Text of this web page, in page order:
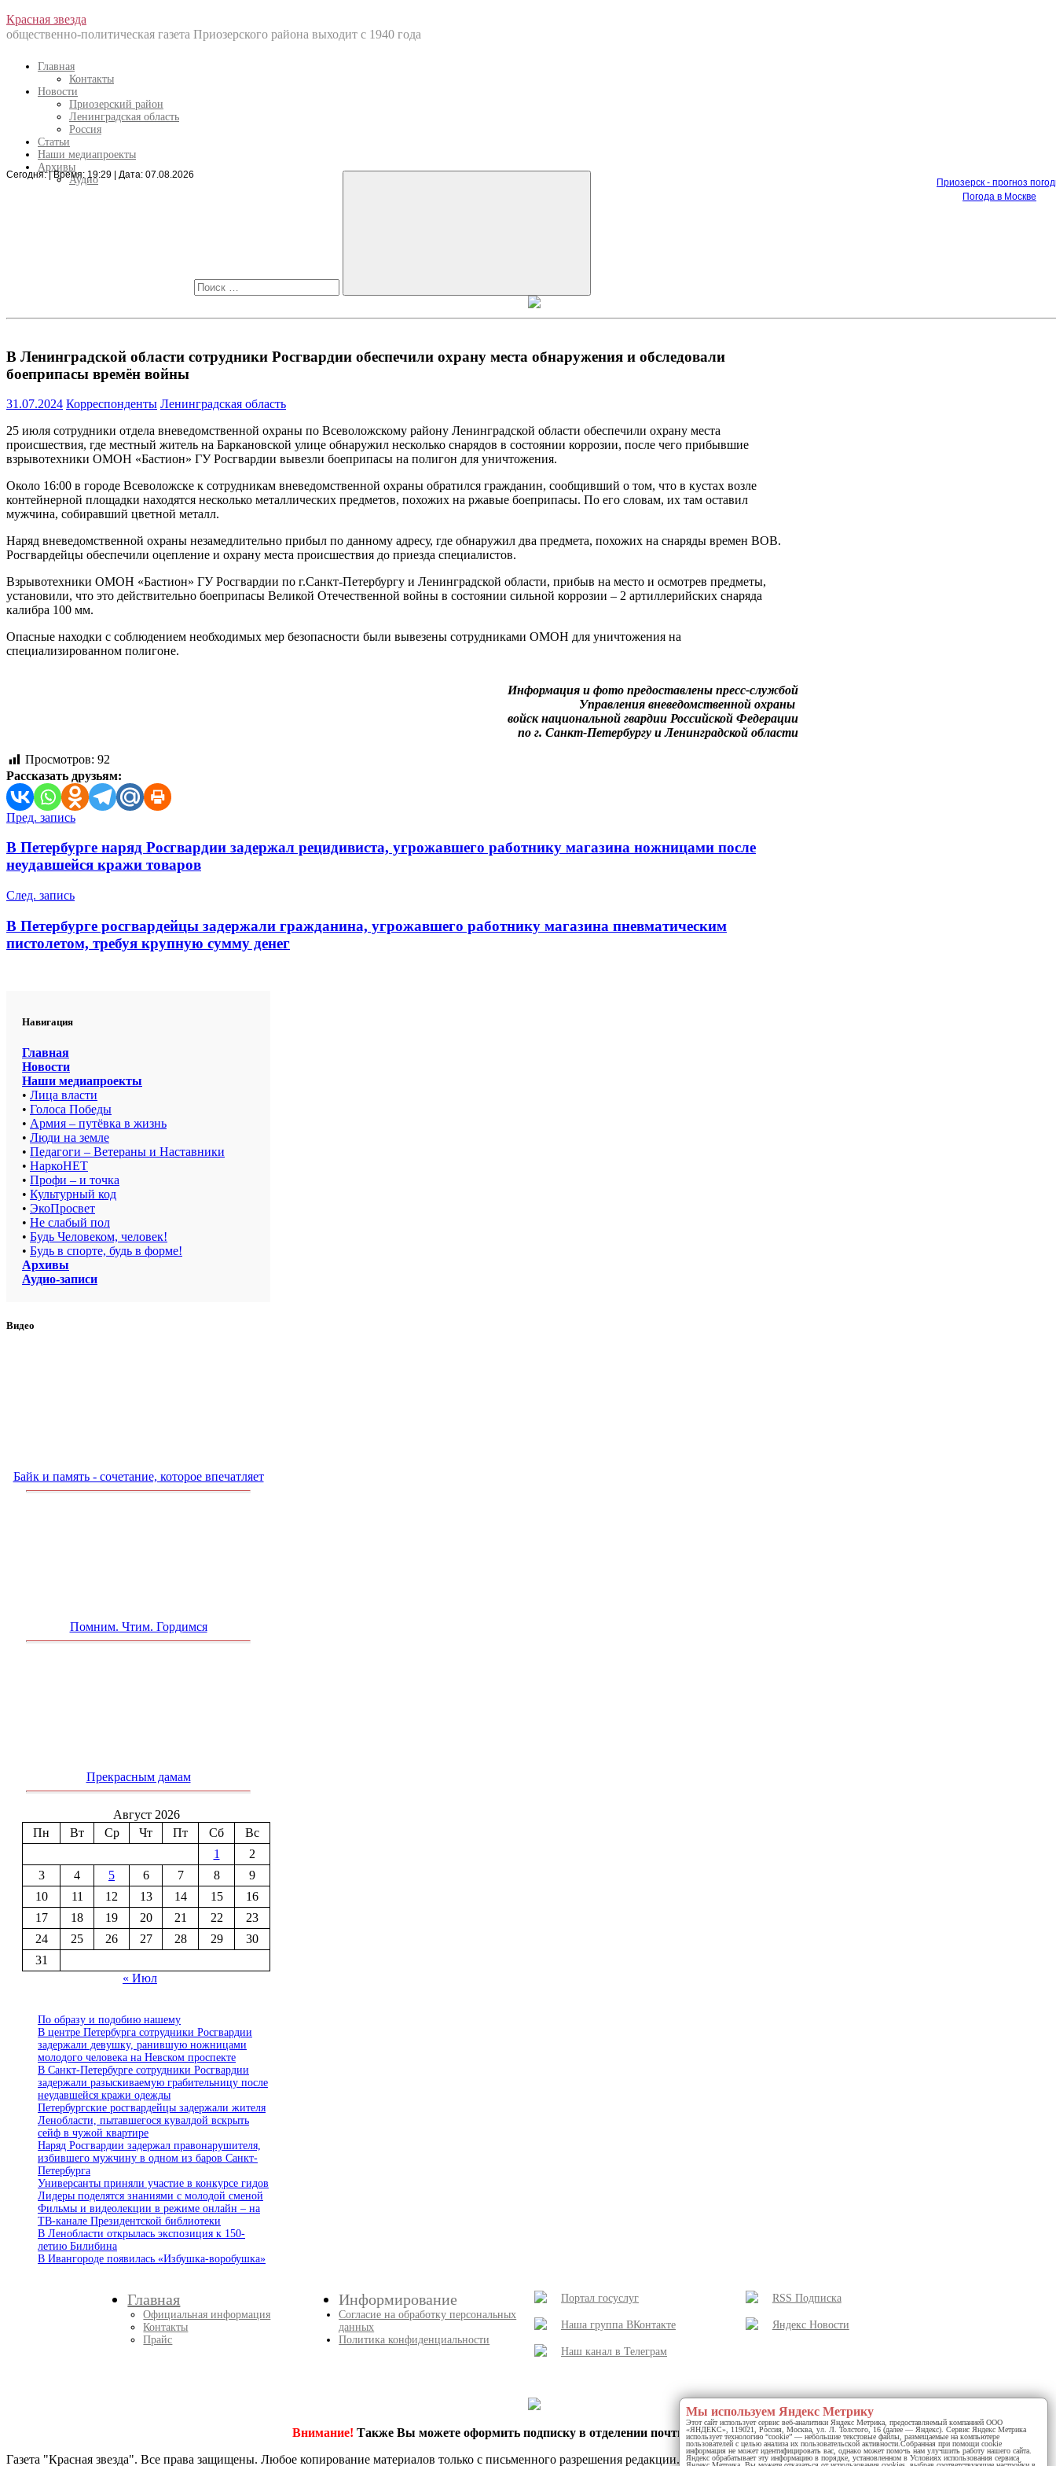
Перейти
к
Красная звезда
общественно-политическая газета Приозерского района выходит с 1940 года
Главная
Контакты
Новости
Приозерский район
Ленинградская область
Россия
Статьи
Наши медиапроекты
Архивы
Аудио
Сегодня: | Время: 19:29 | Дата: 07.08.2026
Приозерск - прогноз
Погода в Москве
Искать
В Ленинградской области сотрудники Росгвардии обеспечили охрану места обнаружения и обследовали
боеприпасы времён войны
31.07.2024 Корреспонденты Ленинградская область
25 июля сотрудники отдела вневедомственной охраны по Всеволожскому району Ленинградской области обеспечили охрану места
происшествия, где местный житель на Баркановской улице обнаружил несколько снарядов в состоянии коррозии, после чего прибывшие
взрывотехники ОМОН «Бастион» ГУ Росгвардии вывезли боеприпасы на полигон для уничтожения.
Около 16:00 в городе Всеволожске к сотрудникам вневедомственной охраны обратился гражданин, сообщивший о том, что в кустах возле
контейнерной площадки находятся несколько металлических предметов, похожих на ржавые боеприпасы. По его словам, их там оставил
мужчина, собиравший цветной металл.
Наряд вневедомственной охраны незамедлительно прибыл по данному адресу, где обнаружил два предмета, похожих на снаряды времен ВОВ.
Росгвардейцы обеспечили оцепление и охрану места происшествия до приезда специалистов.
Взрывотехники ОМОН «Бастион» ГУ Росгвардии по г.Санкт-Петербургу и Ленинградской области, прибыв на место и осмотрев предметы,
установили, что это действительно боеприпасы Великой Отечественной войны в состоянии сильной коррозии – 2 артиллерийских снаряда
калибра 100 мм.
Опасные находки с соблюдением необходимых мер безопасности были вывезены сотрудниками ОМОН для уничтожения на
специализированном полигоне.
Информация и фото предоставлены пресс-службой
Управления вневедомственной охраны
войск национальной гвардии Российской Федерации
по г. Санкт-Петербургу и Ленинградской области
Просмотров: 92
Рассказать друзьям:
Навигация
по
записям
Пред. запись
В Петербурге наряд Росгвардии задержал рецидивиста, угрожавшего работнику магазина ножницами после
неудавшейся кражи товаров
След. запись
В Петербурге росгвардейцы задержали гражданина, угрожавшего работнику магазина пневматическим
пистолетом, требуя крупную сумму денег
Навигация
Главная
Новости
Наши медиапроекты
• Лица власти
• Голоса Победы
• Армия – путёвка в жизнь
• Люди на земле
• Педагоги – Ветераны и Наставники
• НаркоНЕТ
• Профи – и точка
• Культурный код
• ЭкоПросвет
• Не слабый пол
• Будь Человеком, человек!
• Будь в спорте, будь в форме!
Архивы
Аудио-записи
Видео
Байк и память - сочетание, которое впечатляет
Помним. Чтим. Гордимся
Прекрасным дамам
Август 2026
Пн
Вт Ср Чт Пт Сб
Вс
1
2
3
4 5 6 7 8
9
10
11 12 13 14 15
16
17
18 19 20 21 22
23
24
25 26 27 28 29
30
31
« Июл
По образу и подобию нашему
В центре Петербурга сотрудники Росгвардии
задержали девушку, ранившую ножницами
молодого человека на Невском проспекте
В Санкт-Петербурге сотрудники Росгвардии
задержали разыскиваемую грабительницу после
неудавшейся кражи одежды
Петербургские росгвардейцы задержали жителя
Ленобласти, пытавшегося кувалдой вскрыть
сейф в чужой квартире
Наряд Росгвардии задержал правонарушителя,
избившего мужчину в одном из баров Санкт-
Петербурга
Универсанты приняли участие в конкурсе гидов
Лидеры поделятся знаниями с молодой сменой
Фильмы и видеолекции в режиме онлайн – на
ТВ-канале Президентской библиотеки
В Ленобласти открылась экспозиция к 150-
летию Билибина
В Ивангороде появилась «Избушка-воробушка»
Главная
Официальная информация
Контакты
Прайс
Информирование
Согласие на обработку персональных
данных
Политика конфиденциальности
Портал госуслуг
Наша группа ВКонтакте
Наш канал в Телеграм
RSS Подписка
Яндекс Новости
Внимание! Также Вы можете оформить подписку в отделении почты и у почтальона
Газета "Красная звезда". Все права защищены. Любое копирование материалов только с письменного разрешения редакции.
Мы используем Яндекс Метрику
Этот сайт использует сервис веб-аналитики Яндекс Метрика, предоставляемый компанией ООО
«ЯНДЕКС», 119021, Россия, Москва, ул. Л. Толстого, 16 (далее — Яндекс). Сервис Яндекс Метрика
использует технологию “cookie” — небольшие текстовые файлы, размещаемые на компьютере
пользователей с целью анализа их пользовательской активности.Собранная при помощи cookie
информация не может идентифицировать вас, однако может помочь нам улучшить работу нашего сайта.
Яндекс обрабатывает эту информацию в порядке, установленном в Условиях использования сервиса